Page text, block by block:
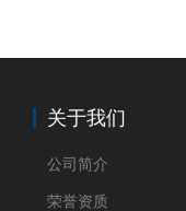
关于我们
公司简介
荣誉资质